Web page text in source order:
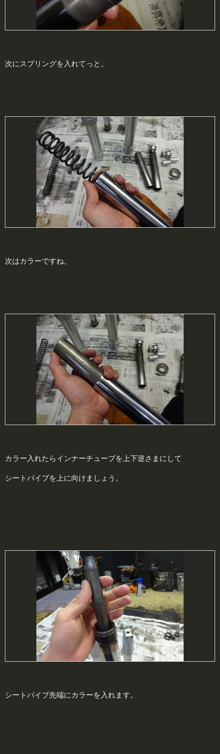
次にスプリングを入れてっと。
次はカラーですね。
カラー入れたらインナーチューブを上下逆さまにして
シートパイプを上に向けましょう。
シートパイプ先端にカラーを入れます。